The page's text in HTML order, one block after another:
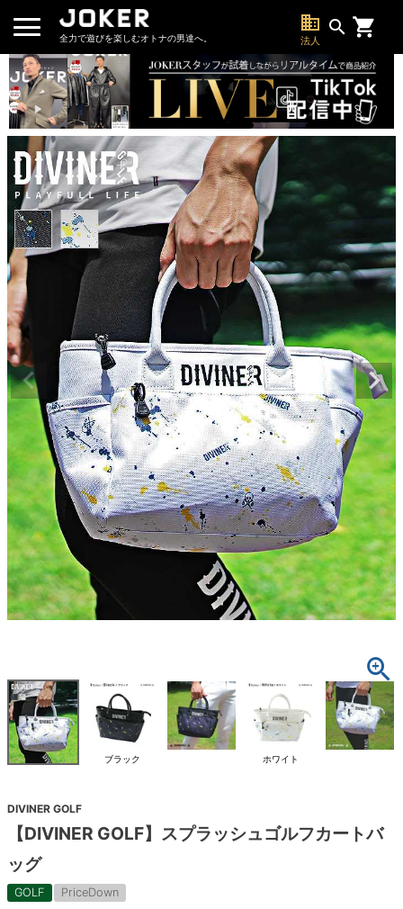
全力で遊びを楽しむオトナの男達へ。
business
法人
search
ブラック ホワイト
DIVINER GOLF
【DIVINER GOLF】スプラッシュゴルフカートバ
ッグ
GOLF PriceDown